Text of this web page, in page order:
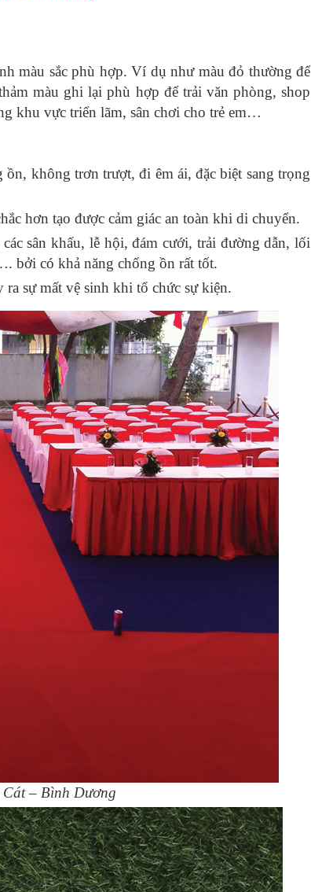
màu sắc phù hợp. Ví dụ như màu đỏ thường để
màu ghi lại phù hợp để trải văn phòng, shop
khu vực triển lãm, sân chơi cho trẻ em…
không trơn trượt, đi êm ái, đặc biệt sang trọng
hơn tạo được cảm giác an toàn khi di chuyển.
sân khấu, lễ hội, đám cưới, trải đường dẫn, lối
bởi có khả năng chống ồn rất tốt.
sự mất vệ sinh khi tổ chức sự kiện.
Cát – Bình Dương